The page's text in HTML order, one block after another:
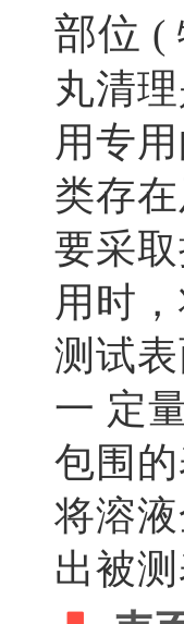
部位 (
丸清
用专
类存
要采
用时
测试
一 定
包围
将溶
出被